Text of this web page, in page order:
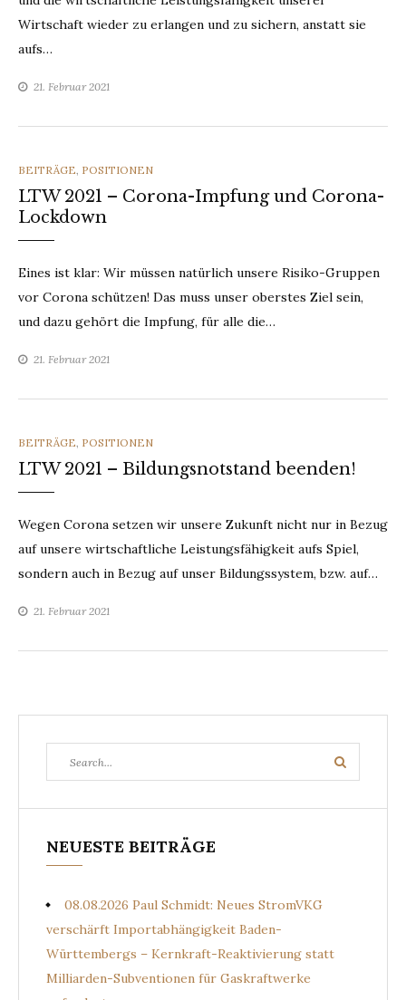
Wirtschaft wieder zu erlangen und zu sichern, anstatt sie
aufs…
21. Februar 2021
CATEGORIES
BEITRÄGE, POSITIONEN
LTW 2021 – Corona-Impfung und Corona-
Lockdown
Eines ist klar: Wir müssen natürlich unsere Risiko-Gruppen
vor Corona schützen! Das muss unser oberstes Ziel sein,
und dazu gehört die Impfung, für alle die…
21. Februar 2021
CATEGORIES
BEITRÄGE, POSITIONEN
LTW 2021 – Bildungsnotstand beenden!
Wegen Corona setzen wir unsere Zukunft nicht nur in Bezug
auf unsere wirtschaftliche Leistungsfähigkeit aufs Spiel,
sondern auch in Bezug auf unser Bildungssystem, bzw. auf…
21. Februar 2021
for:
Search
NEUESTE BEITRÄGE
08.08.2026 Paul Schmidt: Neues StromVKG
verschärft Importabhängigkeit Baden-
Württembergs – Kernkraft-Reaktivierung statt
Milliarden-Subventionen für Gaskraftwerke